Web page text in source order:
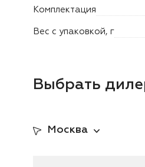
Комплектация
Вес с упаковкой, г
Выбрать
Москва